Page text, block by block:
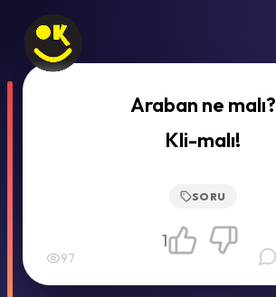
Araban ne malı?
Kli-malı!
SORU
97
1